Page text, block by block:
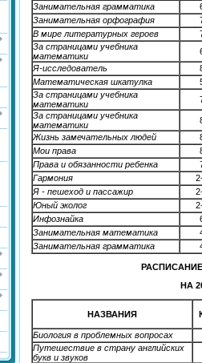
Занимательная грамматика
Занимательная орфография
В мире литературных героев
За страницами учебника
математики
Я-исследователь
Математическая шкатулка
За страницами учебника
математики
За страницами учебника
математики
Жизнь замечательных людей
Мои права
Права и обязанности ребенка
Гармония
Я - пешеход и пассажир
Юный эколог
Инфознайка
Занимательная математика
Занимательная грамматика
НА
НАЗВАНИЯ
Биология в проблемных вопросах
Путешествие в страну английских
букв и звуков